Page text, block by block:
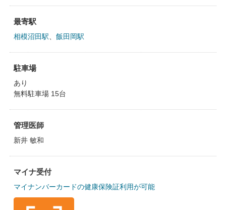
最寄駅
相模沼田駅 飯田岡駅
駐車場
あり
無料駐車場 15台
管理医師
新井 敏和
マイナ受付
マイナンバーカードの健康保険証利用が可能